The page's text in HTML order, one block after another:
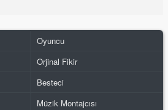
Oyuncu
Orjinal Fikir
Besteci
Müzik Montajcısı